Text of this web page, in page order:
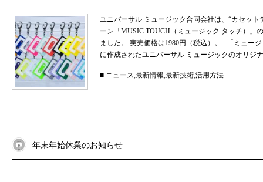
ユニバーサル ミュージック合同会社は、“カセッ
ーン「MUSIC TOUCH（ミュージック タッチ）」
ました。 実売価格は1980円（税込）。 「ミュー
に作成されたユニバーサル ミュージックのオリジ
■ ニュース,最新情報,最新技術,活用方法
年末年始休業のお知らせ